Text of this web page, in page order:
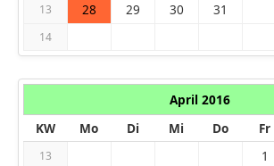
13 28 29 30 31
14
April 2016
KW
Mo Di Mi Do Fr
13 1